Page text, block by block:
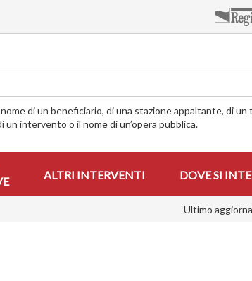
di un beneficiario, di una stazione appaltante, di un
un intervento o il nome di un’opera pubblica.
ALTRI INTERVENTI DOVE SI
Ultimo